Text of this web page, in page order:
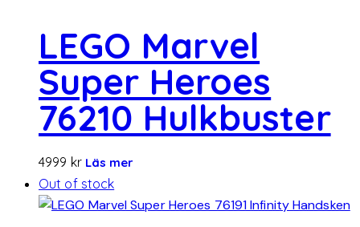
LEGO Marvel
Super Heroes
76210 Hulkbuster
4999 kr Läs mer
Out of stock